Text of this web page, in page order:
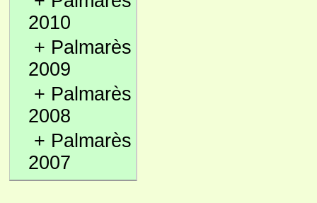
2010
+ Palmarès
2009
+ Palmarès
2008
+ Palmarès
2007